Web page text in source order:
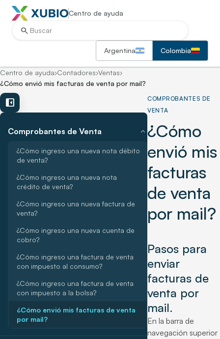
Centro de ayuda
search
Argentina Colombia
Centro de ayuda›Contadores›Ventas›
¿Cómo envió mis facturas de venta por mail?
left_panel_close
Comprobantes de Venta expand_more
¿Cómo ingreso una nueva nota débito
de venta?
¿Cómo ingreso una nueva nota
crédito de venta?
¿Cómo ingreso una nueva factura de
venta?
¿Cómo ingreso una nueva cuenta de
cobro?
¿Cómo ingreso una factura de venta
con impuesto al consumo?
¿Cómo ingreso una factura de venta
con impuesto a la bolsa?
¿Cómo envió mis facturas de venta
por mail?
COMPROBANTES DE
VENTA
¿Cómo
envió mis
facturas
de venta
por mail?
Pasos para
enviar
facturas de
venta por
mail.
En la barra de
navegación superior